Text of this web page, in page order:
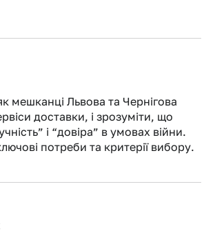
мешканці Львова та Чернігова
доставки, і зрозуміти, що
і “довіра” в умовах війни.
потреби та критерії вибору.